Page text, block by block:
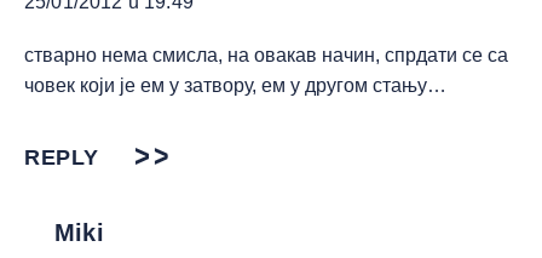
стварно нема смисла, на овакав начин, спрдати се са
човек који је ем у затвору, ем у другом стању…
REPLY
Miki